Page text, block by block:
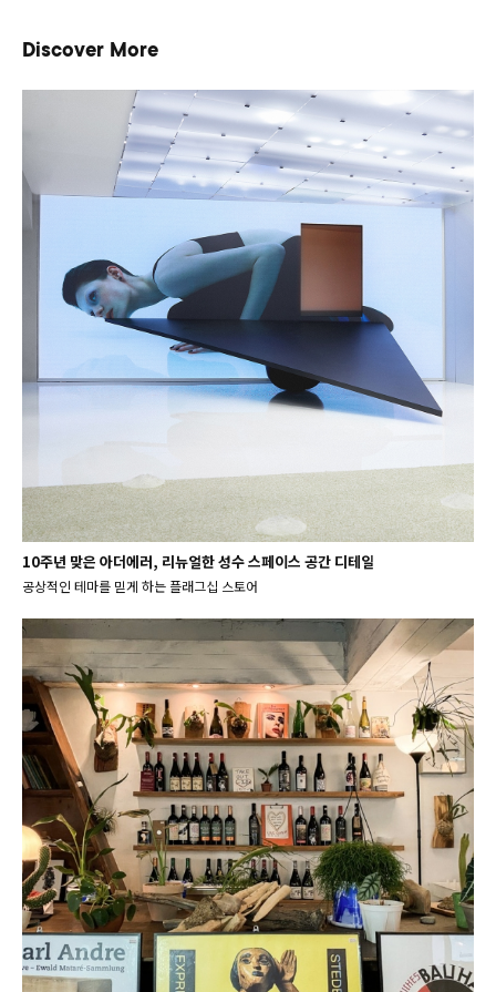
Discover More
10주년 맞은 아더에러, 리뉴얼한 성수 스페이스 공간 디테일
공상적인 테마를 믿게 하는 플래그십 스토어